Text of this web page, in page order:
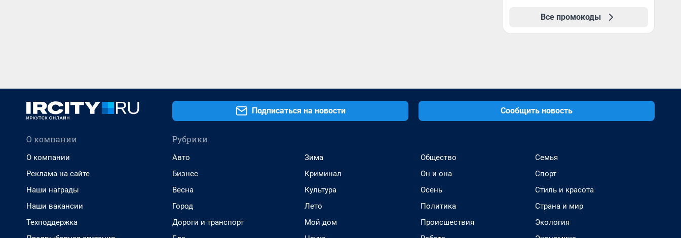
Все промокоды
Подписаться на новости Сообщить новость
О компании
О компании
Реклама на сайте
Наши награды
Наши вакансии
Техподдержка
Рубрики
Авто
Бизнес
Весна
Город
Дороги и транспорт
Зима
Криминал
Культура
Лето
Мой дом
Общество
Он и она
Осень
Политика
Происшествия
Семья
Спорт
Стиль и красота
Страна и мир
Экология